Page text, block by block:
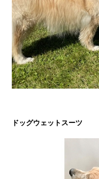
ドッグウェットスーツ